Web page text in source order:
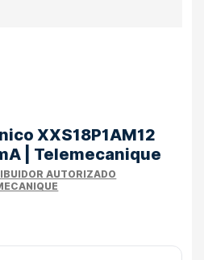
XXS18P1AM12
| Telemecanique
AUTORIZADO